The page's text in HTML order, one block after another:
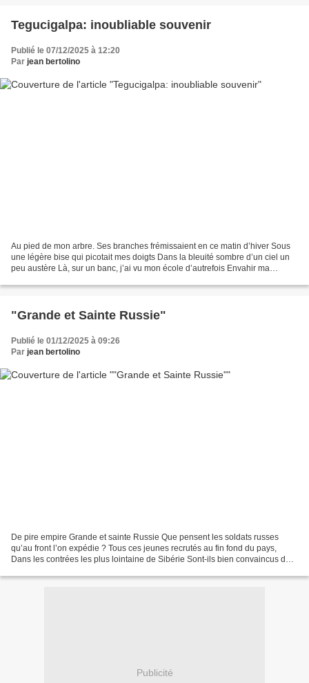
Tegucigalpa: inoubliable souvenir
Publié le 07/12/2025 à 12:20
Par jean bertolino
Au pied de mon arbre. Ses branches frémissaient en ce matin d’hiver Sous
une légère bise qui picotait mes doigts Dans la bleuité sombre d’un ciel un
peu austère Là, sur un banc, j’ai vu mon école d’autrefois Envahir ma
"Grande et Sainte Russie"
Publié le 01/12/2025 à 09:26
Par jean bertolino
De pire empire Grande et sainte Russie Que pensent les soldats russes
qu’au front l’on expédie ? Tous ces jeunes recrutés au fin fond du pays,
Dans les contrées les plus lointaine de Sibérie Sont-ils bien convaincus de
Publicité